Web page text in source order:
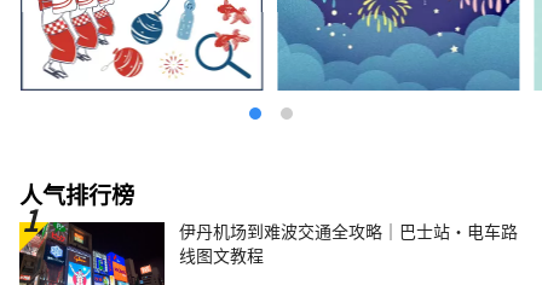
人气排行榜
伊丹机场到难波交通全攻略｜巴士站・电车路
线图文教程